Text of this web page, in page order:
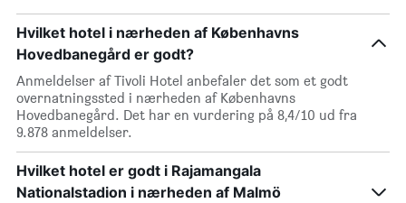
Hvilket hotel i nærheden af Københavns
Hovedbanegård er godt?
Anmeldelser af Tivoli Hotel anbefaler det som et godt
overnatningssted i nærheden af Københavns
Hovedbanegård. Det har en vurdering på 8,4/10 ud fra
9.878 anmeldelser.
Hvilket hotel er godt i Rajamangala
Nationalstadion i nærheden af Malmö